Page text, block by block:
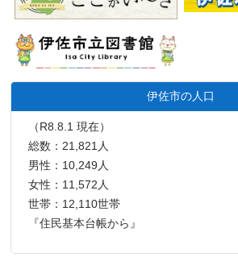
伊佐市の人口
（R8.8.1 現在）
総数：21,821人
男性：10,249人
女性：11,572人
世帯：12,110世帯
『住民基本台帳から』